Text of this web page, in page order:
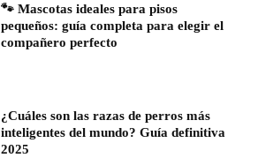
🐾 Mascotas ideales para pisos
pequeños: guía completa para elegir el
compañero perfecto
¿Cuáles son las razas de perros más
inteligentes del mundo? Guía definitiva
2025